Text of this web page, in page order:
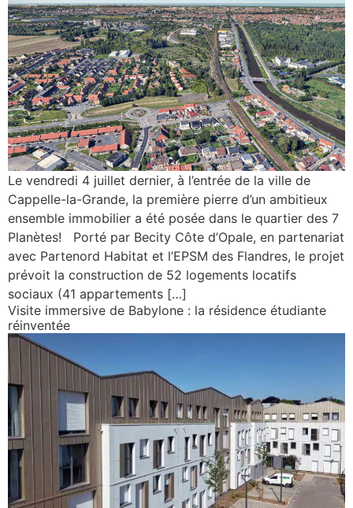
Le vendredi 4 juillet dernier, à l’entrée de la ville de
Cappelle-la-Grande, la première pierre d’un ambitieux
ensemble immobilier a été posée dans le quartier des 7
Planètes! Porté par Becity Côte d’Opale, en partenariat
avec Partenord Habitat et l’EPSM des Flandres, le projet
prévoit la construction de 52 logements locatifs
sociaux (41 appartements […]
Visite immersive de Babylone : la résidence étudiante
réinventée